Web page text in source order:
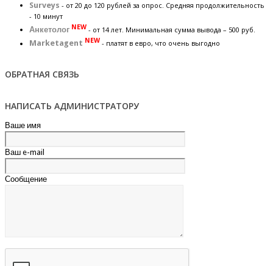
Surveys - от 20 до 120 рублей за опрос. Средняя продолжительность
- 10 минут
Анкетолог NEW - от 14 лет. Минимальная сумма вывода – 500 руб.
Marketagent NEW - платят в евро, что очень выгодно
ОБРАТНАЯ СВЯЗЬ
НАПИСАТЬ АДМИНИСТРАТОРУ
Ваше имя
Ваш e-mail
Сообщение